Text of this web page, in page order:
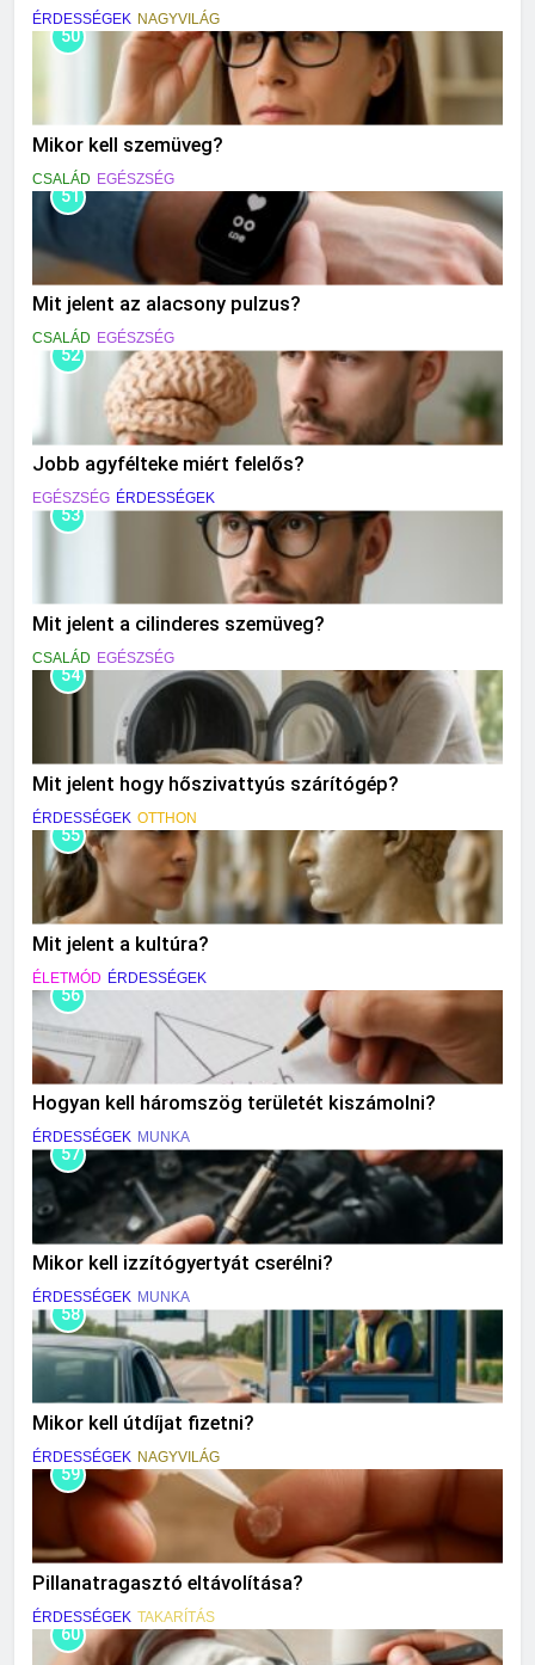
ÉRDESSÉGEK NAGYVILÁG
50
Mikor kell szemüveg?
CSALÁD EGÉSZSÉG
51
Mit jelent az alacsony pulzus?
CSALÁD EGÉSZSÉG
52
Jobb agyfélteke miért felelős?
EGÉSZSÉG ÉRDESSÉGEK
53
Mit jelent a cilinderes szemüveg?
CSALÁD EGÉSZSÉG
54
Mit jelent hogy hőszivattyús szárítógép?
ÉRDESSÉGEK OTTHON
55
Mit jelent a kultúra?
ÉLETMÓD ÉRDESSÉGEK
56
Hogyan kell háromszög területét kiszámolni?
ÉRDESSÉGEK MUNKA
57
Mikor kell izzítógyertyát cserélni?
ÉRDESSÉGEK MUNKA
58
Mikor kell útdíjat fizetni?
ÉRDESSÉGEK NAGYVILÁG
59
Pillanatragasztó eltávolítása?
ÉRDESSÉGEK TAKARÍTÁS
60